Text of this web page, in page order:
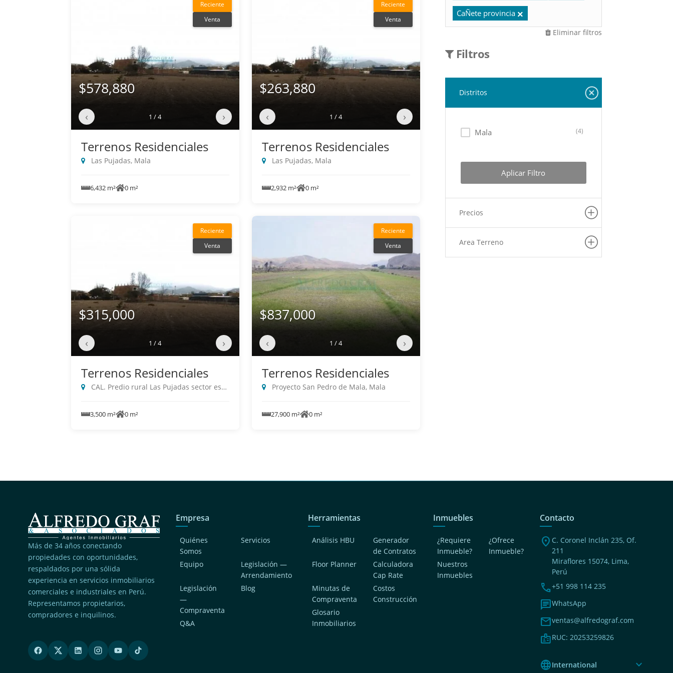
Reciente
Venta
$578,880
‹ 1 / 4 ›
Terrenos Residenciales
Las Pujadas, Mala
6,432 m² 0 m²
Reciente
Venta
$263,880
‹ 1 / 4 ›
Terrenos Residenciales
Las Pujadas, Mala
2,932 m² 0 m²
Reciente
Venta
$315,000
‹ 1 / 4 ›
Terrenos Residenciales
CAL. Predio rural Las Pujadas sector esc, Mala
3,500 m² 0 m²
Reciente
Venta
$837,000
‹ 1 / 4 ›
Terrenos Residenciales
Proyecto San Pedro de Mala, Mala
27,900 m² 0 m²
CaÑete provincia
Eliminar filtros
Filtros
Distritos
Mala (4)
Aplicar Filtro
Precios
Area Terreno
Más de 34 años conectando
propiedades con oportunidades,
respaldados por una sólida
experiencia en servicios inmobiliarios
comerciales e industriales en Perú.
Representamos propietarios,
compradores e inquilinos.
Empresa
Quiénes
Somos
Servicios
Equipo
Legislación —
Arrendamiento
Legislación
—
Compraventa
Blog
Q&A
Herramientas
Análisis HBU
Generador
de Contratos
Floor Planner
Calculadora
Cap Rate
Minutas de
Compraventa
Costos
Construcción
Glosario
Inmobiliarios
Inmuebles
¿Requiere
Inmueble?
¿Ofrece
Inmueble?
Nuestros
Inmuebles
Contacto
location_on C. Coronel Inclán 235, Of.
211
Miraflores 15074, Lima,
Perú
phone+51 998 114 235
chatWhatsApp
mailventas@alfredograf.com
badgeRUC: 20253259826
languageInternational expand_more